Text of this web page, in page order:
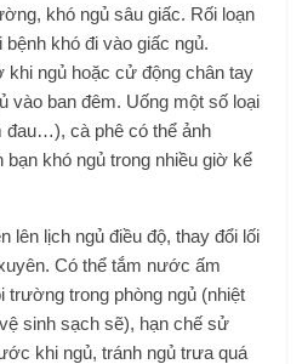
khó ngủ sâu giấc. Rối loạn
khó đi vào giấc ngủ.
ngủ hoặc cử động chân tay
vào ban đêm. Uống một số loại
đau…), cà phê có thể ảnh
khó ngủ trong nhiều giờ kể
lên lịch ngủ điều độ, thay đổi lối
Có thể tắm nước ấm
trong phòng ngủ (nhiệt
sinh sạch sẽ), hạn chế sử
khi ngủ, tránh ngủ trưa quá